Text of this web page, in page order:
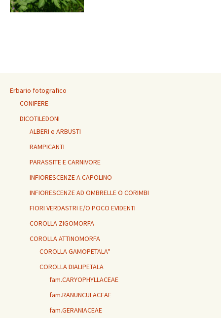
Erbario fotografico
CONIFERE
DICOTILEDONI
ALBERI e ARBUSTI
RAMPICANTI
PARASSITE E CARNIVORE
INFIORESCENZE A CAPOLINO
INFIORESCENZE AD OMBRELLE O CORIMBI
FIORI VERDASTRI E/O POCO EVIDENTI
COROLLA ZIGOMORFA
COROLLA ATTINOMORFA
COROLLA GAMOPETALA*
COROLLA DIALIPETALA
fam.CARYOPHYLLACEAE
fam.RANUNCULACEAE
fam.GERANIACEAE